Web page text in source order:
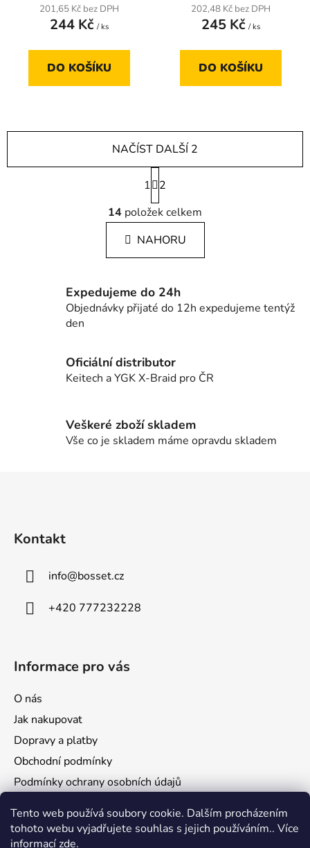
Tento web používá soubory cookie. Dalším procházením
tohoto webu vyjadřujete souhlas s jejich používáním.. Více
informacízde.
201,65 Kč bez DPH
244 Kč / ks
DO KOŠÍKU
202,48 Kč bez DPH
245 Kč / ks
DO KOŠÍKU
O
v
l
á
d
c
í
v
k
y
p
i
NAČÍST DALŠÍ 2
S
t
r
á
n
k
n
í
1
2
14 položek celkem
NAHORU
Expedujeme do 24h
Objednávky přijaté do 12h expedujeme tentýž
den
Oficiální distributor
Keitech a YGK X-Braid pro ČR
Veškeré zboží skladem
Vše co je skladem máme opravdu skladem
Kontakt
info@bosset.cz
+420 777232228
Informace pro vás
O nás
Jak nakupovat
Dopravy a platby
Obchodní podmínky
Podmínky ochrany osobních údajů